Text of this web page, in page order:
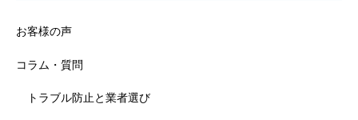
お客様の声
コラム・質問
トラブル防止と業者選び